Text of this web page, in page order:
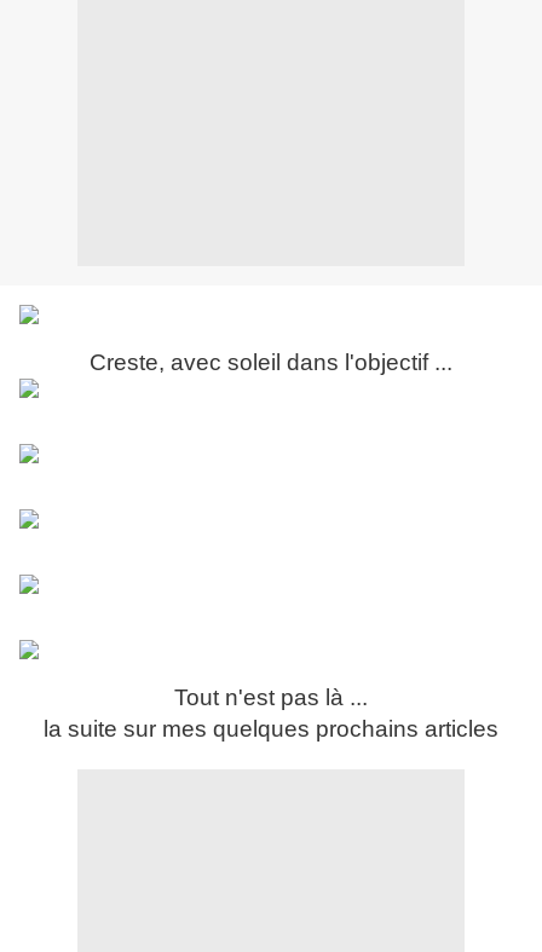
Creste, avec soleil dans l'objectif ...
Tout n'est pas là ...
la suite sur mes quelques prochains articles